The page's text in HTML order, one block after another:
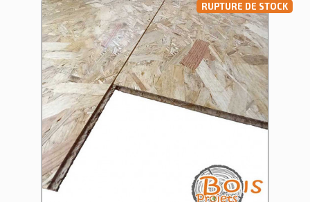
RUPTURE DE STOCK